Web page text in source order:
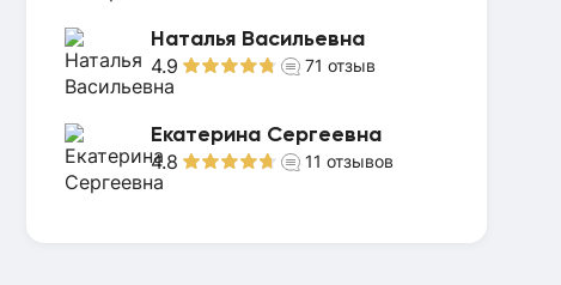
Наталья Васильевна
4.9 71 отзыв
Екатерина Сергеевна
4.8 11 отзывов